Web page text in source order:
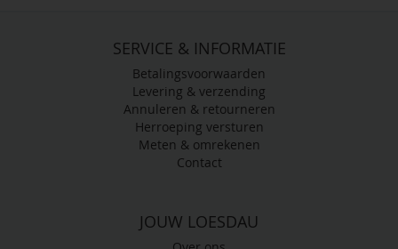
SERVICE & INFORMATIE
Betalingsvoorwaarden
Levering & verzending
Annuleren & retourneren
Herroeping versturen
Meten & omrekenen
Contact
JOUW LOESDAU